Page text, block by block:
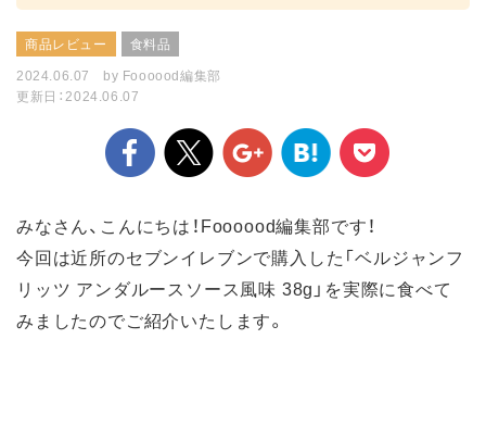
商品レビュー
食料品
2024.06.07
by Foooood編集部
更新日：2024.06.07
みなさん、こんにちは！Foooood編集部です！
今回は近所のセブンイレブンで購入した「ベルジャンフ
リッツ アンダルースソース風味 38g」を実際に食べて
みましたのでご紹介いたします。